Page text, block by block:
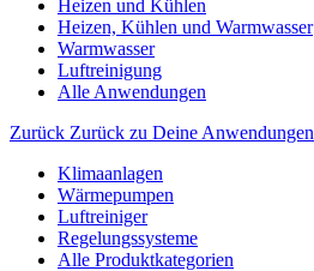
Heizen und Kühlen
Heizen, Kühlen und Warmwasser
Warmwasser
Luftreinigung
Alle Anwendungen
Zurück Zurück zu Deine Anwendungen
Klimaanlagen
Wärmepumpen
Luftreiniger
Regelungssysteme
Alle Produktkategorien